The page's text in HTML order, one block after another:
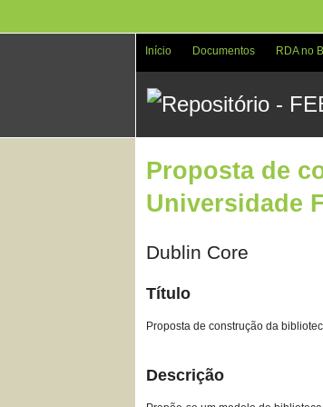
Início Documentos RDA no
Proposta de
Universidade
Dublin Core
Título
Proposta de construção da
Descrição